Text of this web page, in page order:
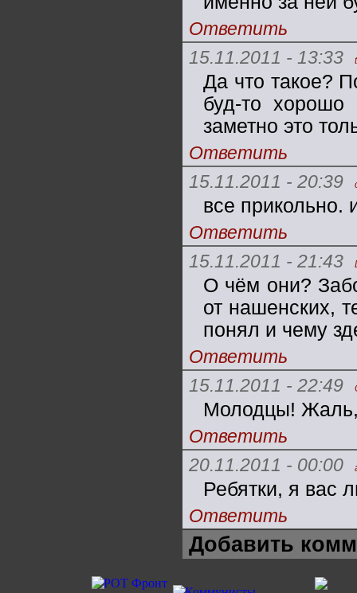
Ответить
15.11.2011 - 13:33
Да что такое?
буд-то
заметно это
Ответить
15.11.2011 - 20:39
все прикольно.
Ответить
15.11.2011 - 21:43
О чём они?
от нашенских,
понял и чему
Ответить
15.11.2011 - 22:49
Молодцы! Жаль,
Ответить
20.11.2011 - 00:00
Ребятки, я вас
Ответить
Добавить